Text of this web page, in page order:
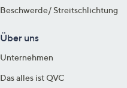
Beschwerde/ Streitschlichtung
Über uns
Unternehmen
Das alles ist QVC